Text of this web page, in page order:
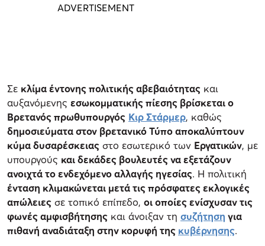
Σε κλίμα έντονης πολιτικής αβεβαιότητας και
αυξανόμενης εσωκομματικής πίεσης βρίσκεται ο
Βρετανός πρωθυπουργός Κιρ Στάρμερ, καθώς
δημοσιεύματα στον βρετανικό Τύπο αποκαλύπτουν
κύμα δυσαρέσκειας στο εσωτερικό των Εργατικών, με
υπουργούς και δεκάδες βουλευτές να εξετάζουν
ανοιχτά το ενδεχόμενο αλλαγής ηγεσίας. Η πολιτική
ένταση κλιμακώνεται μετά τις πρόσφατες εκλογικές
απώλειες σε τοπικό επίπεδο, οι οποίες ενίσχυσαν τις
φωνές αμφισβήτησης και άνοιξαν τη συζήτηση για
πιθανή αναδιάταξη στην κορυφή της κυβέρνησης.